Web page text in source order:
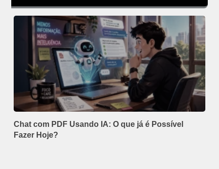
Chat com PDF Usando IA: O que já é Possível
Fazer Hoje?